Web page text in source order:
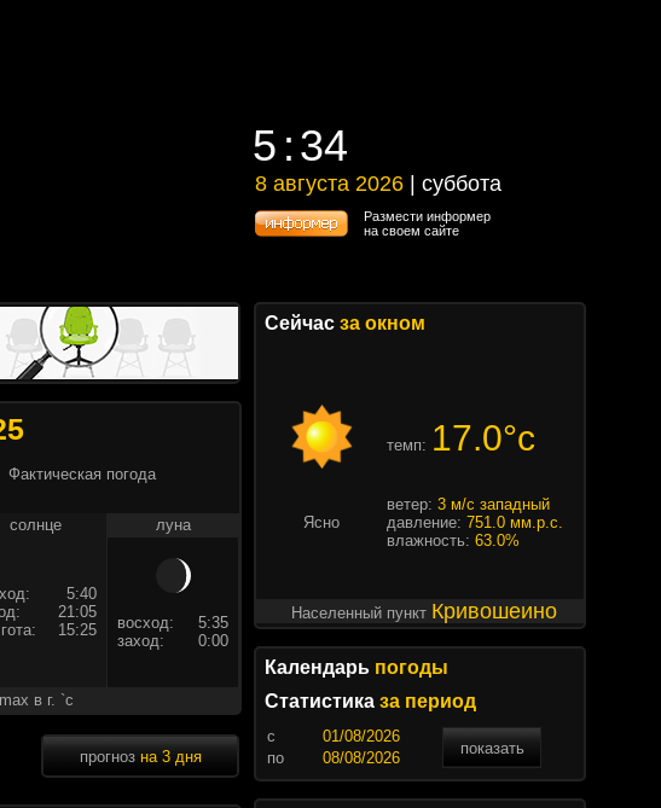
5 34
5 34
8 августа 2026 | суббота
8 августа 2026 | суббота
Размести информер
на своем сайте
Фактическая погода
солнце луна
5:40
21:05
15:25 восход:
5:35
заход:
0:00
в г. `c
прогноз на 3 дня
Сейчас за окном
темп: 17.0°c
Ясно
ветер: 3 м/с западный
давление: 751.0 мм.р.с.
влажность: 63.0%
Населенный пункт Кривошеино
Календарь погоды
Статистика за период
c
показать
по